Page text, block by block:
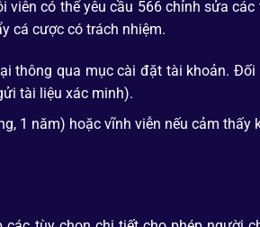
có thể yêu cầu 566 chỉnh sửa
cá cược có trách nhiệm.
thông qua mục cài đặt tài khoản.
tài liệu xác minh).
1 năm) hoặc vĩnh viễn nếu cảm thấy